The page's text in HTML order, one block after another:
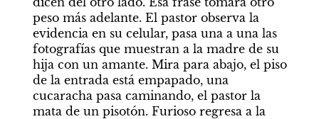
peso más adelante. El pastor observa la
evidencia en su celular, pasa una a una las
fotografías que muestran a la madre de su
hija con un amante. Mira para abajo, el piso
de la entrada está empapado, una
cucaracha pasa caminando, el pastor la
mata de un pisotón. Furioso regresa a la